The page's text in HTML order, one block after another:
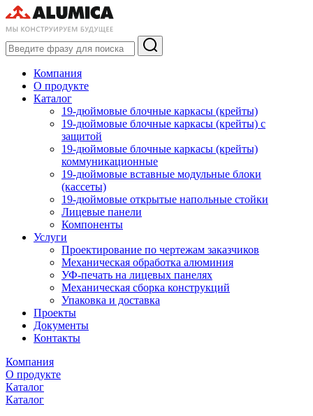
Компания
О продукте
Каталог
19-дюймовые блочные каркасы (крейты)
19-дюймовые блочные каркасы (крейты) с
защитой
19-дюймовые блочные каркасы (крейты)
коммуникационные
19-дюймовые вставные модульные блоки
(кассеты)
19-дюймовые открытые напольные стойки
Лицевые панели
Компоненты
Услуги
Проектирование по чертежам заказчиков
Механическая обработка алюминия
УФ-печать на лицевых панелях
Механическая сборка конструкций
Упаковка и доставка
Проекты
Документы
Контакты
Компания
О продукте
Каталог
Каталог